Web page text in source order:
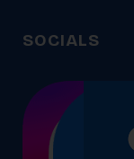
SOCIALS